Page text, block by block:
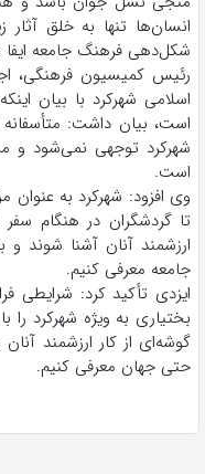
انسان‌ها تنها به خلق
شکل‌دهی فرهنگ جامعه ایفا
رئیس کمیسیون فرهنگی،
اسلامی شهرکرد با بیان
است، بیان داشت: متأسفانه
شهرکرد توجهی نمی‌شود و
است.
وی افزود: شهرکرد به عنوان
تا گردشگران در هنگام سفر
ارزشمند آنان آشنا شوند و
جامعه معرفی کنیم.
ایزدی تأکید کرد: شرایطی
بختیاری به ویژه شهرکرد را
گوشه‌ای از کار ارزشمند
حتی جهان معرفی کنیم.